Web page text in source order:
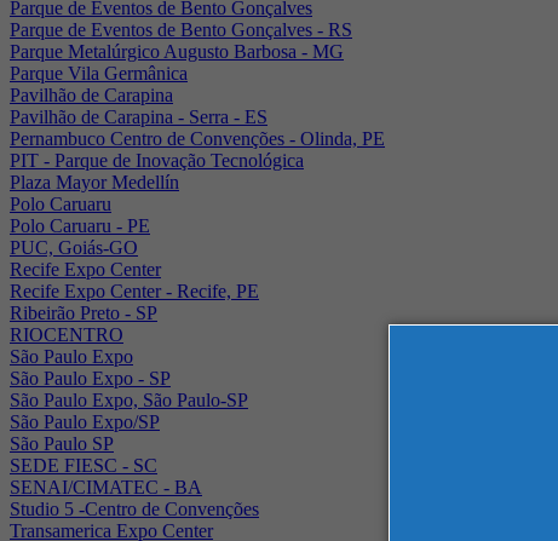
Parque de Eventos de Bento Gonçalves
Parque de Eventos de Bento Gonçalves - RS
Parque Metalúrgico Augusto Barbosa - MG
Parque Vila Germânica
Pavilhão de Carapina
Pavilhão de Carapina - Serra - ES
Pernambuco Centro de Convenções - Olinda, PE
PIT - Parque de Inovação Tecnológica
Plaza Mayor Medellín
Polo Caruaru
Polo Caruaru - PE
PUC, Goiás-GO
Recife Expo Center
Recife Expo Center - Recife, PE
Ribeirão Preto - SP
RIOCENTRO
São Paulo Expo
São Paulo Expo - SP
São Paulo Expo, São Paulo-SP
São Paulo Expo/SP
São Paulo SP
SEDE FIESC - SC
SENAI/CIMATEC - BA
Studio 5 -Centro de Convenções
Transamerica Expo Center